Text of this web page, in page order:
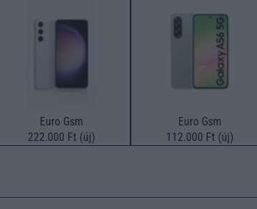
Euro Gsm
222.000 Ft (új)
Euro Gsm
112.000 Ft (új)